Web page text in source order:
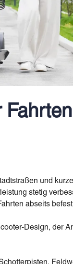
und
stetig
abseits
Design, der